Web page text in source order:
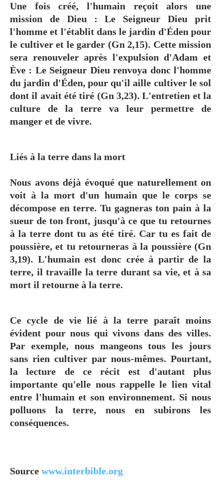
Une fois créé, l'humain reçoit alors une
mission de Dieu : Le Seigneur Dieu prit
l'homme et l'établit dans le jardin d'Éden pour
le cultiver et le garder (Gn 2,15). Cette mission
sera renouveler après l'expulsion d'Adam et
Ève : Le Seigneur Dieu renvoya donc l'homme
du jardin d'Éden, pour qu'il aille cultiver le sol
dont il avait été tiré (Gn 3,23). L'entretien et la
culture de la terre va leur permettre de
manger et de vivre.
Liés à la terre dans la mort
Nous avons déjà évoqué que naturellement on
voit à la mort d'un humain que le corps se
décompose en terre. Tu gagneras ton pain à la
sueur de ton front, jusqu'à ce que tu retournes
à la terre dont tu as été tiré. Car tu es fait de
poussière, et tu retourneras à la poussière (Gn
3,19). L'humain est donc crée à partir de la
terre, il travaille la terre durant sa vie, et à sa
mort il retourne à la terre.
Ce cycle de vie lié à la terre paraît moins
évident pour nous qui vivons dans des villes.
Par exemple, nous mangeons tous les jours
sans rien cultiver par nous-mêmes. Pourtant,
la lecture de ce récit est d'autant plus
importante qu'elle nous rappelle le lien vital
entre l'humain et son environnement. Si nous
polluons la terre, nous en subirons les
conséquences.
Source www.interbible.org